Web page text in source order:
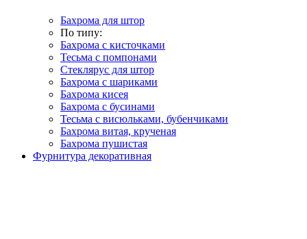
Бахрома для штор
По типу:
Бахрома с кисточками
Тесьма с помпонами
Стеклярус для штор
Бахрома с шариками
Бахрома кисея
Бахрома с бусинами
Тесьма с висюльками, бубенчиками
Бахрома витая, крученая
Бахрома пушистая
Фурнитура декоративная